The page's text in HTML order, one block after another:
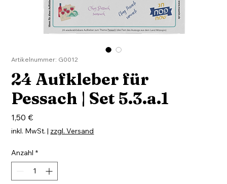
Artikelnummer: G0012
24 Aufkleber für
Pessach | Set 5.3.a.1
1,50 €Preis
inkl. MwSt. | zzgl. Versand
Anzahl *